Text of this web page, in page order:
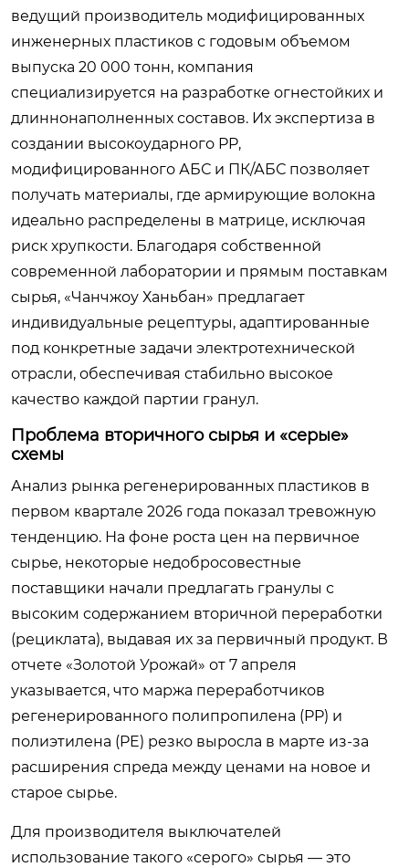
ведущий производитель модифицированных
инженерных пластиков с годовым объемом
выпуска 20 000 тонн, компания
специализируется на разработке огнестойких и
длиннонаполненных составов. Их экспертиза в
создании высокоударного PP,
модифицированного АБС и ПК/АБС позволяет
получать материалы, где армирующие волокна
идеально распределены в матрице, исключая
риск хрупкости. Благодаря собственной
современной лаборатории и прямым поставкам
сырья, «Чанчжоу Ханьбан» предлагает
индивидуальные рецептуры, адаптированные
под конкретные задачи электротехнической
отрасли, обеспечивая стабильно высокое
качество каждой партии гранул.
Проблема вторичного сырья и «серые»
схемы
Анализ рынка регенерированных пластиков в
первом квартале 2026 года показал тревожную
тенденцию. На фоне роста цен на первичное
сырье, некоторые недобросовестные
поставщики начали предлагать гранулы с
высоким содержанием вторичной переработки
(рециклата), выдавая их за первичный продукт. В
отчете «Золотой Урожай» от 7 апреля
указывается, что маржа переработчиков
регенерированного полипропилена (PP) и
полиэтилена (PE) резко выросла в марте из-за
расширения спреда между ценами на новое и
старое сырье.
Для производителя выключателей
использование такого «серого» сырья — это